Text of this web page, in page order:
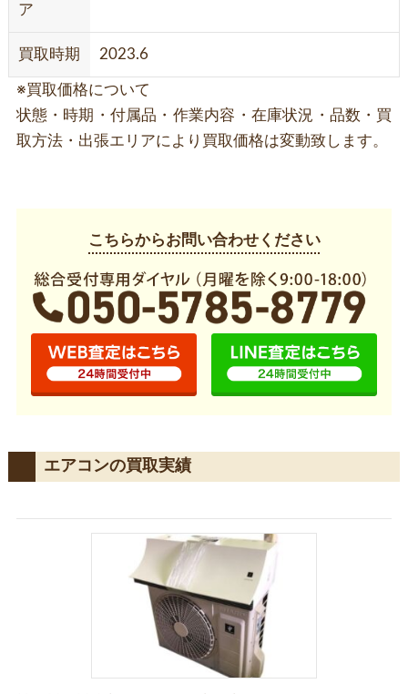
ア
買取時期 2023.6
※買取価格について
状態・時期・付属品・作業内容・在庫状況・品数・買
取方法・出張エリアにより買取価格は変動致します。
こちらからお問い合わせください
エアコンの買取実績